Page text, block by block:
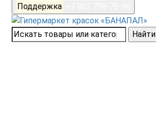
Поддержка
Найти